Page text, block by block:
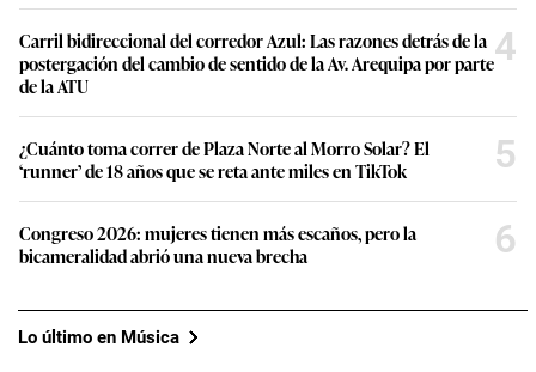
Carril bidireccional del corredor Azul: Las razones detrás de la
postergación del cambio de sentido de la Av. Arequipa por parte
de la ATU
4
¿Cuánto toma correr de Plaza Norte al Morro Solar? El
‘runner’ de 18 años que se reta ante miles en TikTok
5
Congreso 2026: mujeres tienen más escaños, pero la
bicameralidad abrió una nueva brecha
6
Lo último en Música